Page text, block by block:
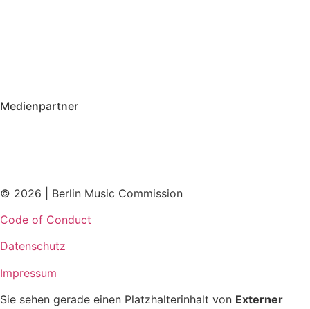
Medienpartner
© 2026 | Berlin Music Commission
Code of Conduct
Datenschutz
Impressum
Sie sehen gerade einen Platzhalterinhalt von Externer